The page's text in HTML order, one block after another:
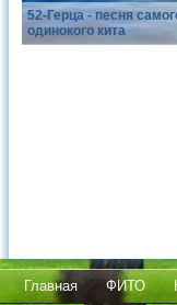
52-Герца - песня
одинокого кита
Главная ФИТО